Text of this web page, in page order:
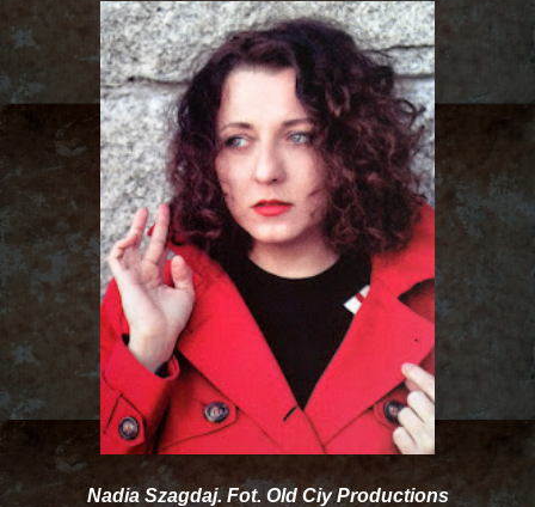
Nadia Szagdaj. Fot. Old Ciy Productions